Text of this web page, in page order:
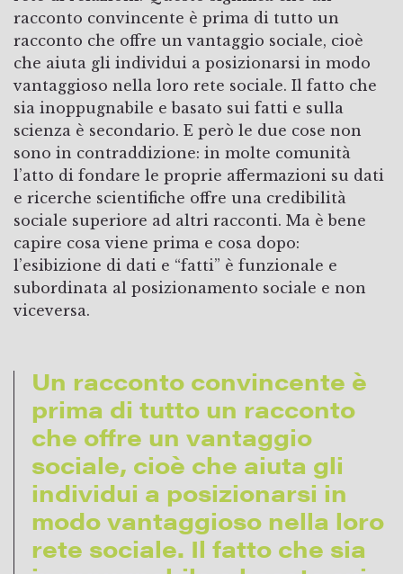
racconto convincente è prima di tutto un
racconto che offre un vantaggio sociale, cioè
che aiuta gli individui a posizionarsi in modo
vantaggioso nella loro rete sociale. Il fatto che
sia inoppugnabile e basato sui fatti e sulla
scienza è secondario. E però le due cose non
sono in contraddizione: in molte comunità
l’atto di fondare le proprie affermazioni su dati
e ricerche scientifiche offre una credibilità
sociale superiore ad altri racconti. Ma è bene
capire cosa viene prima e cosa dopo:
l’esibizione di dati e “fatti” è funzionale e
subordinata al posizionamento sociale e non
viceversa.
Un racconto convincente è
prima di tutto un racconto
che offre un vantaggio
sociale, cioè che aiuta gli
individui a posizionarsi in
modo vantaggioso nella loro
rete sociale. Il fatto che sia